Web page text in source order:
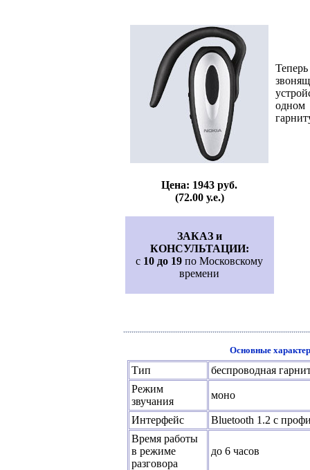
Цена: 1943 руб.
(72.00 у.е.)
ЗАКАЗ и
КОНСУЛЬТАЦИИ:
с 10 до 19 по Московскому
времени
одном
Основные
Тип
беспроводная
Режим
звучания
моно
Интерфейс
Bluetooth 1.2 с
Время работы
в режиме
разговора
до 6 часов